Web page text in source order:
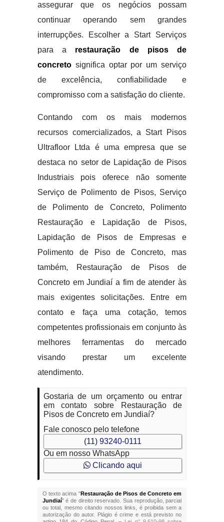
assegurar que os negócios possam
continuar operando sem grandes
interrupções. Escolher a Start Serviços
para a restauração de pisos de
concretosignifica optar por um serviço
de excelência, confiabilidade e
compromisso com a satisfação do cliente.
Contando com os mais modernos
recursos comercializados, a Start Pisos
Ultrafloor Ltda é uma empresa que se
destaca no setor de Lapidação de Pisos
Industriais pois oferece não somente
Serviço de Polimento de Pisos, Serviço
de Polimento de Concreto, Polimento
Restauração e Lapidação de Pisos,
Lapidação de Pisos de Empresas e
Polimento de Piso de Concreto, mas
também, Restauração de Pisos de
Concreto em Jundiaí a fim de atender às
mais exigentes solicitações. Entre em
contato e faça uma cotação, temos
competentes profissionais em conjunto às
melhores ferramentas do mercado
visando prestar um excelente
atendimento.
Gostaria de um orçamento ou entrar
em contato sobre Restauração de
Pisos de Concreto em Jundiaí?
Fale conosco pelo telefone
(11) 93240-0111
Ou em nosso WhatsApp
Clicando aqui
O texto acima "Restauração de Pisos de Concreto em
Jundiaí" é de direito reservado. Sua reprodução, parcial
ou total, mesmo citando nossos links, é proibida sem a
autorização do autor. Plágio é crime e está previsto no